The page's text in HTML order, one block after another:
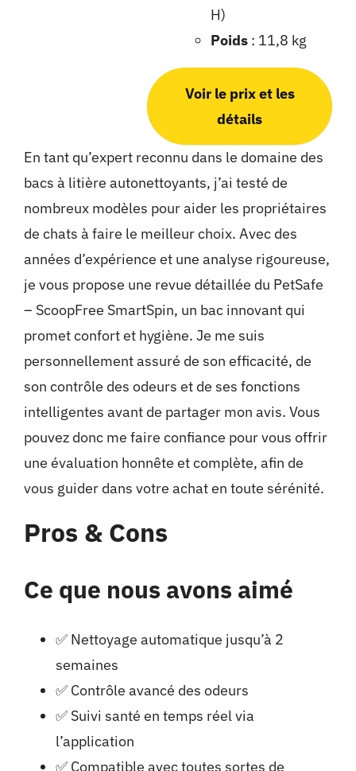
H)
Poids : 11,8 kg
Voir le prix et les
détails
En tant qu’expert reconnu dans le domaine des
bacs à litière autonettoyants, j’ai testé de
nombreux modèles pour aider les propriétaires
de chats à faire le meilleur choix. Avec des
années d’expérience et une analyse rigoureuse,
je vous propose une revue détaillée du PetSafe
– ScoopFree SmartSpin, un bac innovant qui
promet confort et hygiène. Je me suis
personnellement assuré de son efficacité, de
son contrôle des odeurs et de ses fonctions
intelligentes avant de partager mon avis. Vous
pouvez donc me faire confiance pour vous offrir
une évaluation honnête et complète, afin de
vous guider dans votre achat en toute sérénité.
Pros & Cons
Ce que nous avons aimé
✅ Nettoyage automatique jusqu’à 2
semaines
✅ Contrôle avancé des odeurs
✅ Suivi santé en temps réel via
l’application
✅ Compatible avec toutes sortes de